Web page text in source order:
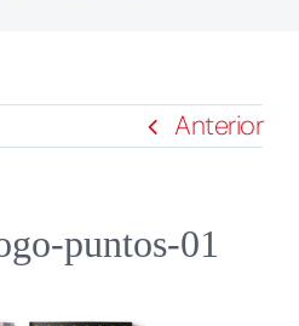
Anterior
puntos-01